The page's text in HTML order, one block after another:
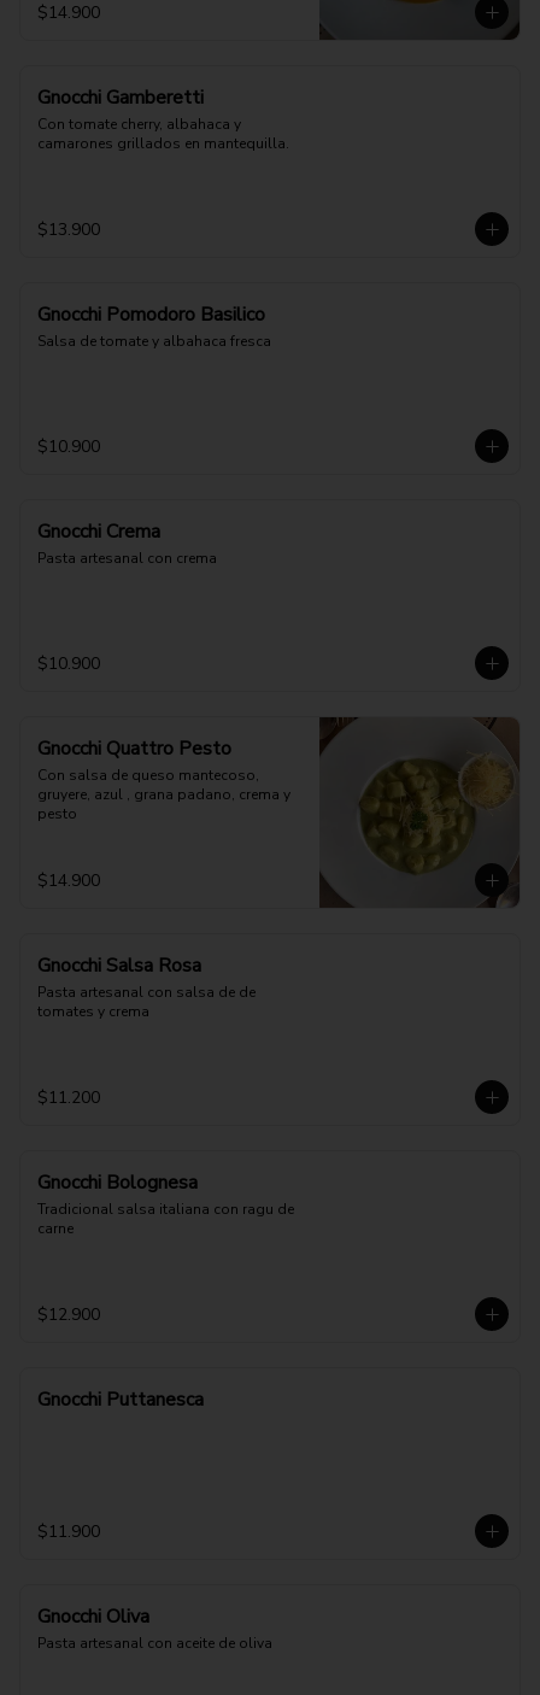
$14.900
Gnocchi Gamberetti
Con tomate cherry, albahaca y
camarones grillados en mantequilla.
$13.900
Gnocchi Pomodoro Basilico
Salsa de tomate y albahaca fresca
$10.900
Gnocchi Crema
Pasta artesanal con crema
$10.900
Gnocchi Quattro Pesto
Con salsa de queso mantecoso,
gruyere, azul , grana padano, crema y
pesto
$14.900
Gnocchi Salsa Rosa
Pasta artesanal con salsa de de
tomates y crema
$11.200
Gnocchi Bolognesa
Tradicional salsa italiana con ragu de
carne
$12.900
Gnocchi Puttanesca
$11.900
Gnocchi Oliva
Pasta artesanal con aceite de oliva